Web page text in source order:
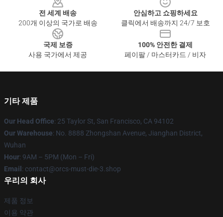
전 세계 배송
200개 이상의 국가로 배송
안심하고 쇼핑하세요
클릭에서 배송까지 24/7 보호
국제 보증
사용 국가에서 제공
100% 안전한 결제
페이팔 / 마스터카드 / 비자
기타 제품
Our Head Office: 25 Taylor St, San Francisco, CA 94102
Our Warehouse: No. 8888 Zhongshan Avenue, Jianghan District,
Wuhan
Hour: 9AM – 5PM (Mon – Fri)
Email : contact@orcs-must-die-3.shop
우리의 회사
제품 정보
이용 약관